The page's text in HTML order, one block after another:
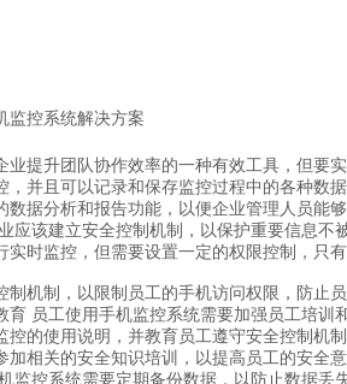
监控系统解决方案
业提升团队协作效率的一种有效工具，但
，并且可以记录和保存监控过程中的各种数
数据分析和报告功能，以便企业管理人员能
应该建立安全控制机制，以保护重要信息不
实时监控，但需要设置一定的权限控制，只
制机制，以限制员工的手机访问权限，防止
育 员工使用手机监控系统需要加强员工培训
控的使用说明，并教育员工遵守安全控制机
加相关的安全知识培训，以提高员工的安全
监控系统需要定期备份数据，以防止数据丢